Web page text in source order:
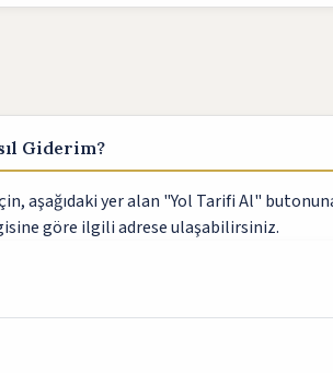
Giderim?
aşağıdaki yer alan "Yol Tarifi Al"
göre ilgili adrese ulaşabilirsiniz.